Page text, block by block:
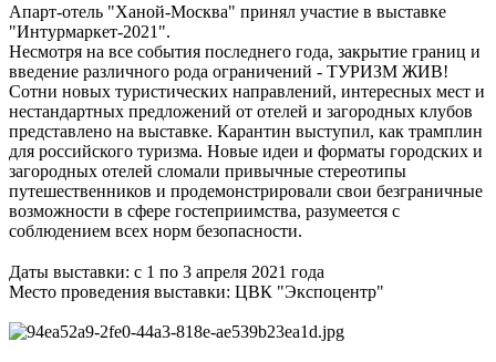
Апарт-отель "Ханой-Москва" принял участие в выставке
"Интурмаркет-2021".
Несмотря на все события последнего года, закрытие границ и
введение различного рода ограничений - ТУРИЗМ ЖИВ!
Сотни новых туристических направлений, интересных мест и
нестандартных предложений от отелей и загородных клубов
представлено на выставке. Карантин выступил, как трамплин
для российского туризма. Новые идеи и форматы городских и
загородных отелей сломали привычные стереотипы
путешественников и продемонстрировали свои безграничные
возможности в сфере гостеприимства, разумеется с
соблюдением всех норм безопасности.
Даты выставки: с 1 по 3 апреля 2021 года
Место проведения выставки: ЦВК "Экспоцентр"